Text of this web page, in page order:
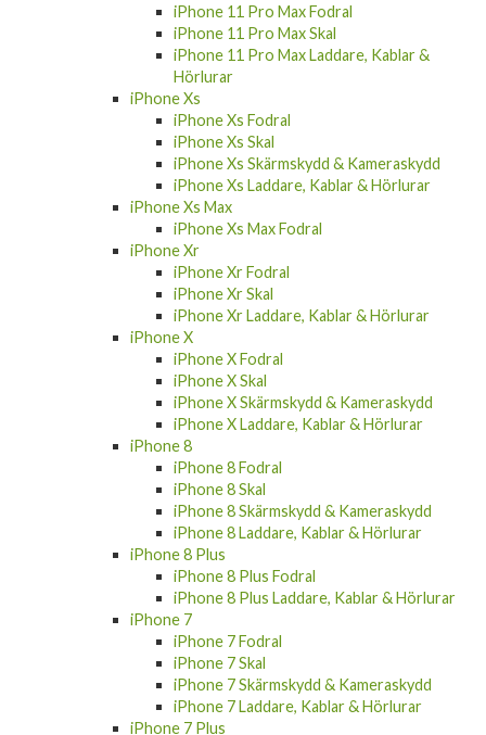
iPhone 11 Pro Max Fodral
iPhone 11 Pro Max Skal
iPhone 11 Pro Max Laddare, Kablar &
Hörlurar
iPhone Xs
iPhone Xs Fodral
iPhone Xs Skal
iPhone Xs Skärmskydd & Kameraskydd
iPhone Xs Laddare, Kablar & Hörlurar
iPhone Xs Max
iPhone Xs Max Fodral
iPhone Xr
iPhone Xr Fodral
iPhone Xr Skal
iPhone Xr Laddare, Kablar & Hörlurar
iPhone X
iPhone X Fodral
iPhone X Skal
iPhone X Skärmskydd & Kameraskydd
iPhone X Laddare, Kablar & Hörlurar
iPhone 8
iPhone 8 Fodral
iPhone 8 Skal
iPhone 8 Skärmskydd & Kameraskydd
iPhone 8 Laddare, Kablar & Hörlurar
iPhone 8 Plus
iPhone 8 Plus Fodral
iPhone 8 Plus Laddare, Kablar & Hörlurar
iPhone 7
iPhone 7 Fodral
iPhone 7 Skal
iPhone 7 Skärmskydd & Kameraskydd
iPhone 7 Laddare, Kablar & Hörlurar
iPhone 7 Plus